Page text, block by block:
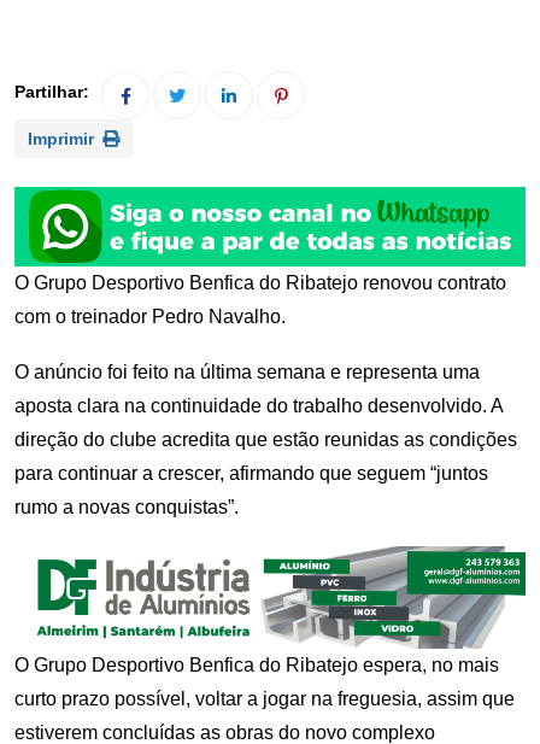
Imprimir
O Grupo Desportivo Benfica do Ribatejo renovou contrato
com o treinador Pedro Navalho.
O anúncio foi feito na última semana e representa uma
aposta clara na continuidade do trabalho desenvolvido. A
direção do clube acredita que estão reunidas as condições
para continuar a crescer, afirmando que seguem “juntos
rumo a novas conquistas”.
O Grupo Desportivo Benfica do Ribatejo espera, no mais
curto prazo possível, voltar a jogar na freguesia, assim que
estiverem concluídas as obras do novo complexo